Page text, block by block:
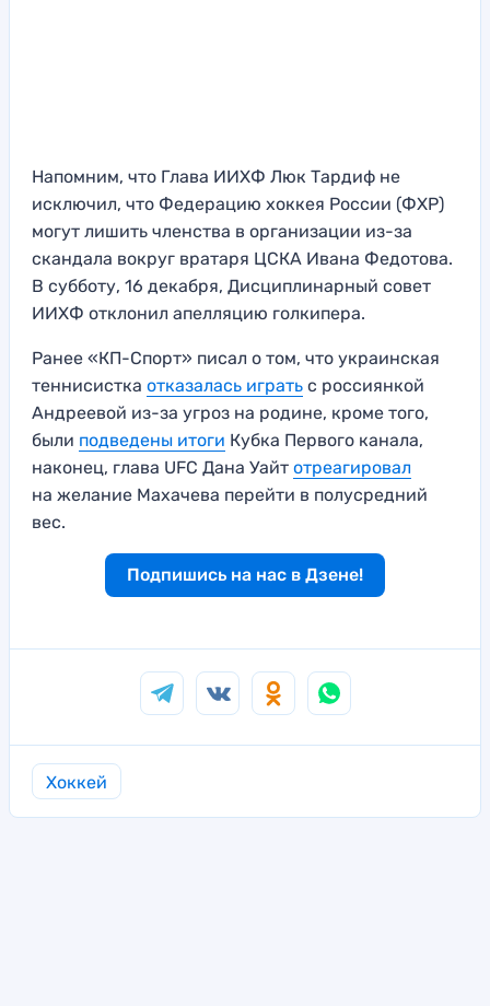
Напомним, что Глава ИИХФ Люк Тардиф не
исключил, что Федерацию хоккея России (ФХР)
могут лишить членства в организации из-за
скандала вокруг вратаря ЦСКА Ивана Федотова.
В субботу, 16 декабря, Дисциплинарный совет
ИИХФ отклонил апелляцию голкипера.
Ранее «КП-Спорт» писал о том, что украинская
теннисистка отказалась играть с россиянкой
Андреевой из-за угроз на родине, кроме того,
были подведены итоги Кубка Первого канала,
наконец, глава UFC Дана Уайт отреагировал
на желание Махачева перейти в полусредний
вес.
Подпишись на нас в Дзене!
Хоккей